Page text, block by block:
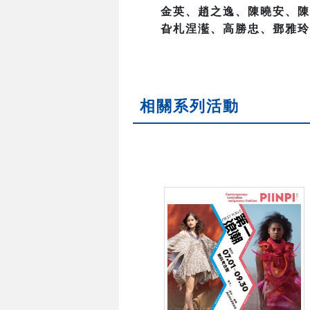
金英、趙之逸、陳曉安、
旮札涅灆、高勝忠、鄧雅
相關系列活動